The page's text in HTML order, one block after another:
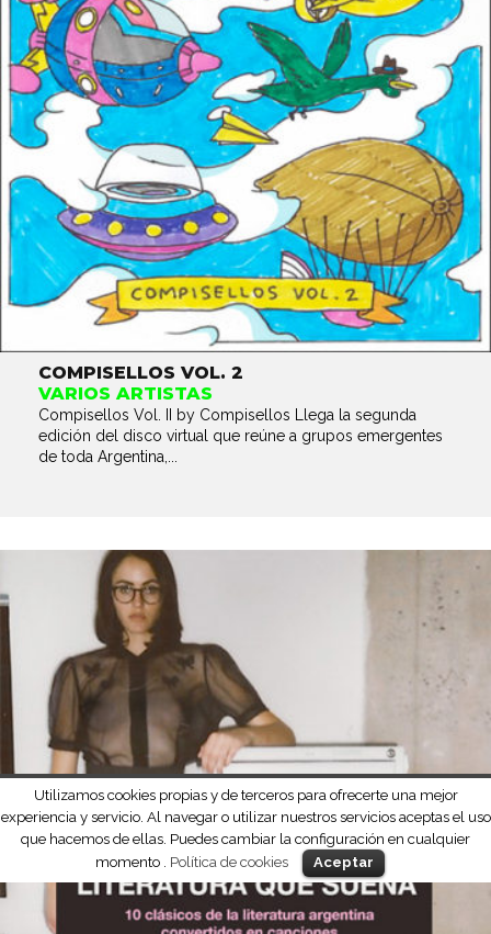
COMPISELLOS VOL. 2
VARIOS ARTISTAS
Compisellos Vol. II by Compisellos Llega la segunda
edición del disco virtual que reúne a grupos emergentes
de toda Argentina,...
Utilizamos cookies propias y de terceros para ofrecerte una mejor
experiencia y servicio. Al navegar o utilizar nuestros servicios aceptas el uso
que hacemos de ellas. Puedes cambiar la configuración en cualquier
momento . Política de cookies Aceptar